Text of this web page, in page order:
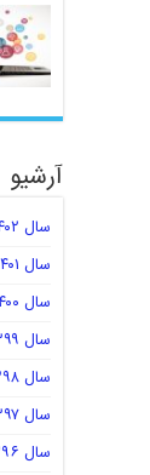
آرشیو
سال ۱۴۰۲
سال ۱۴۰۱
سال ۱۴۰۰
سال ۱۳۹۹
سال ۱۳۹۸
سال ۱۳۹۷
سال ۱۳۹۶